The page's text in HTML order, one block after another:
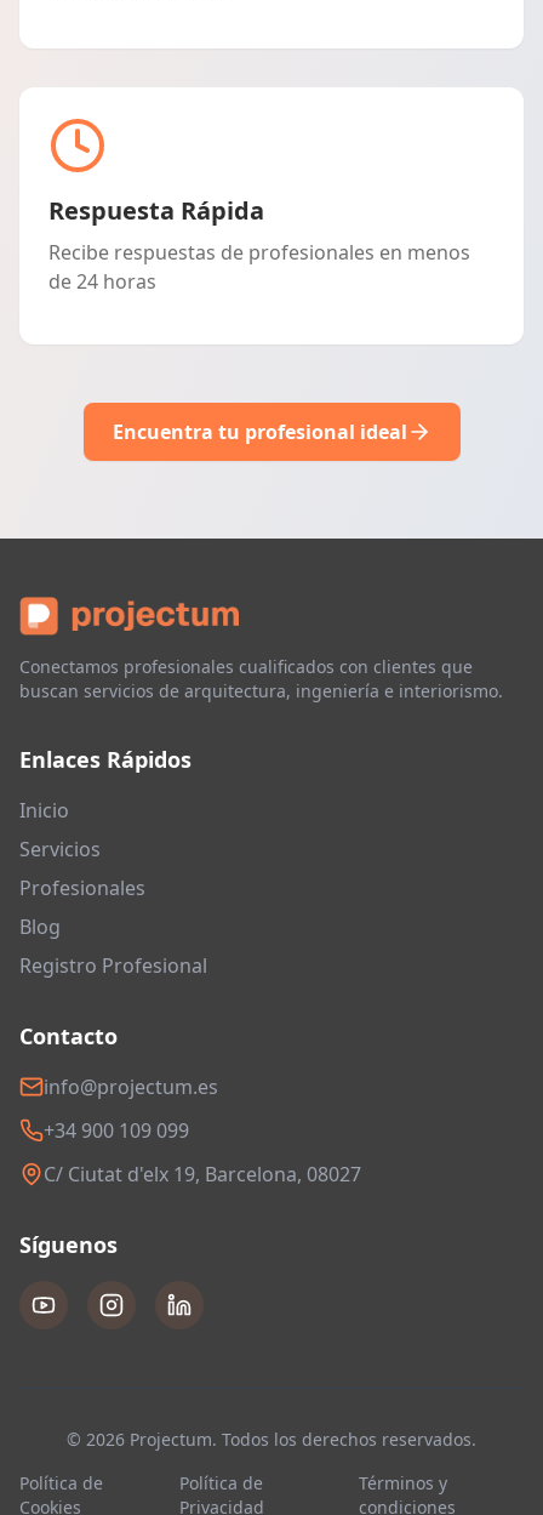
Respuesta Rápida
Recibe respuestas de profesionales en menos
de 24 horas
Encuentra tu profesional ideal
Conectamos profesionales cualificados con clientes que
buscan servicios de arquitectura, ingeniería e interiorismo.
Enlaces Rápidos
Inicio
Servicios
Profesionales
Blog
Registro Profesional
Contacto
info@projectum.es
+34 900 109 099
C/ Ciutat d'elx 19, Barcelona, 08027
Síguenos
© 2026 Projectum. Todos los derechos reservados.
Política de
Cookies
Política de
Privacidad
Términos y
condiciones